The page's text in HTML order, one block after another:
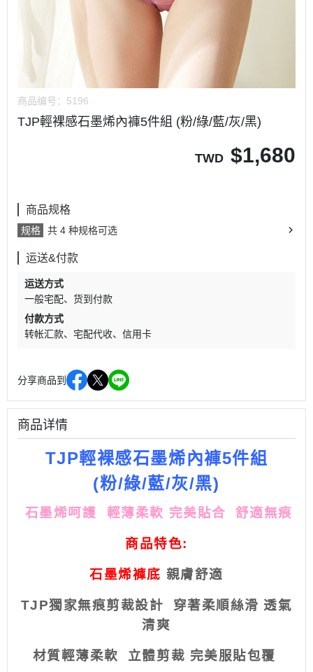
商品编号： 5196
TJP輕裸感石墨烯內褲5件組 (粉/綠/藍/灰/黑)
TWD $1,680
商品规格
规格 共 4 种规格可选
运送&付款
运送方式
一般宅配
货到付款
付款方式
转帐汇款
宅配代收 信用卡
分享商品到
商品详情
TJP輕裸感石墨烯內褲5件組
(粉/綠/藍/灰/黑)
石墨烯呵護 輕薄柔軟 完美貼合 舒適無痕
商品特色:
石墨烯褲底 親膚舒適
TJP獨家無痕剪裁設計 穿著柔順絲滑 透氣
清爽
材質輕薄柔軟 立體剪裁 完美服貼包覆